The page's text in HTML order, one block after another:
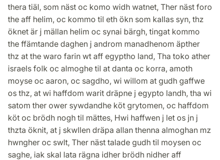
thera tiäl, som näst oc komo widh watnet, Ther näst foro
the aff helim, oc kommo til eth ökn som kallas syn, thz
öknet är j mällan helim oc synai bärgh, tingat kommo
the ffämtande daghen j androm manadhenom äpther
thz at the waro farin wt aff egyptho land, Tha toko ather
israels folk oc almoghe til at danta oc korra, amoth
moyse oc aaron, oc sagdho, wi willom at gudh gaffwe
os thz, at wi haffdom warit dräpne j egypto landh, tha wi
satom ther ower sywdandhe köt grytomen, oc haffdom
köt oc brödh nogh til mättes, Hwi haffwen j let os jn j
thzta öknit, at j skwllen dräpa allan thenna almoghan mz
hwngher oc swlt, Ther näst talade gudh til moysen oc
saghe, iak skal lata rägna idher brödh nidher aff